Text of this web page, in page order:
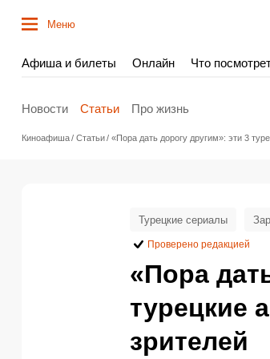
Меню
Афиша и билеты Онлайн Что
Новости Статьи Про жизнь
Киноафиша Статьи «Пора дать дорогу другим»: эти 3
«Пора
турецкие
зрителей
Турецкие сериалы
Проверено редакцией